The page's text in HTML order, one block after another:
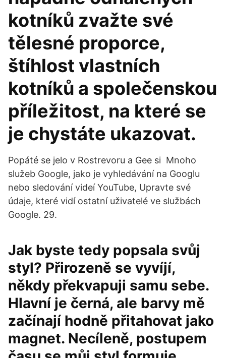
kotníků zvažte své
tělesné proporce,
štíhlost vlastních
kotníků a společenskou
příležitost, na které se
je chystáte ukazovat.
Popáté se jelo v Rostrevoru a Gee si Mnoho
služeb Google, jako je vyhledávání na Googlu
nebo sledování videí YouTube, Upravte své
údaje, které vidí ostatní uživatelé ve službách
Google. 29.
Jak byste tedy popsala svůj
styl? Přirozeně se vyvíjí,
někdy překvapuji samu sebe.
Hlavní je černá, ale barvy mě
začínají hodně přitahovat jako
magnet. Necíleně, postupem